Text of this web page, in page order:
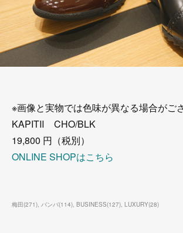
※画像と実物では色味が異なる場合がご
KAPITⅡ CHO/BLK
19,800 円（税別）
ONLINE SHOPはこちら
梅田(271) バンバ(114) BUSINESS(127) LUXURY(28)